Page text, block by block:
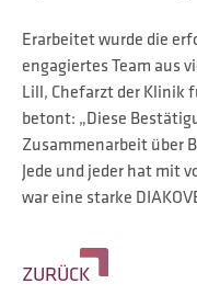
Erarbeitet wurde die
engagiertes Team aus
Lill, Chefarzt der Klinik
betont: „Diese
Zusammenarbeit über
Jede und jeder hat mit
war eine starke
ZURÜCK